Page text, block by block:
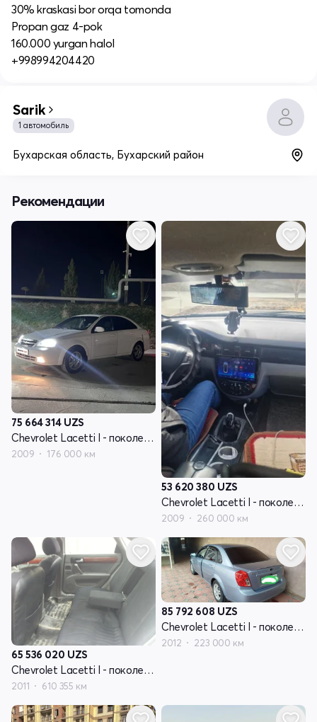
30% kraskasi bor orqa tomonda
Propan gaz 4-pok
160.000 yurgan halol
+998994204420
Sarik
1 автомобиль
Бухарская область, Бухарский район
Рекомендации
75 664 314 UZS
Chevrolet Lacetti I - поколение
2009 176 000 км
53 620 380 UZS
Chevrolet Lacetti I - поколение
2009 260 000 км
65 536 020 UZS
Chevrolet Lacetti I - поколение
2011 610 355 км
85 792 608 UZS
Chevrolet Lacetti I - поколение
2012 223 000 км